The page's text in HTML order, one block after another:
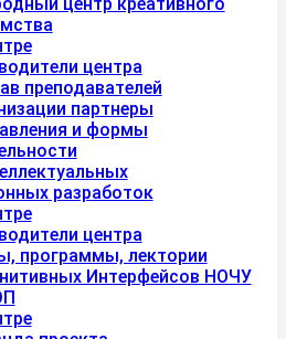
центра
преподавателей
партнеры
и формы
разработок
центра
программы, лектории
Интерфейсов НОЧУ